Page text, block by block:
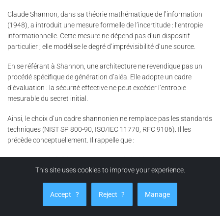
Claude Shannon, dans sa théorie mathématique de l’information
(1948), a introduit une mesure formelle de l’incertitude : l’entropie
informationnelle. Cette mesure ne dépend pas d’un dispositif
particulier ; elle modélise le degré d’imprévisibilité d’une source.
En se référant à Shannon, une architecture ne revendique pas un
procédé spécifique de génération d’aléa. Elle adopte un cadre
d’évaluation : la sécurité effective ne peut excéder l’entropie
mesurable du secret initial.
Ainsi, le choix d’un cadre shannonien ne remplace pas les standards
techniques (NIST SP 800-90, ISO/IEC 11770, RFC 9106). Il les
précède conceptuellement. Il rappelle que :
Un secret de faible entropie reste vulnérable, même avec un
algorithme robuste.
Un nombre élevé d’itérations KDF n’augmente pas l’espace de
clés si l’entropie initiale est bornée.
This site uses cookies to improve your experience.
Accept ? Reject ? Manage